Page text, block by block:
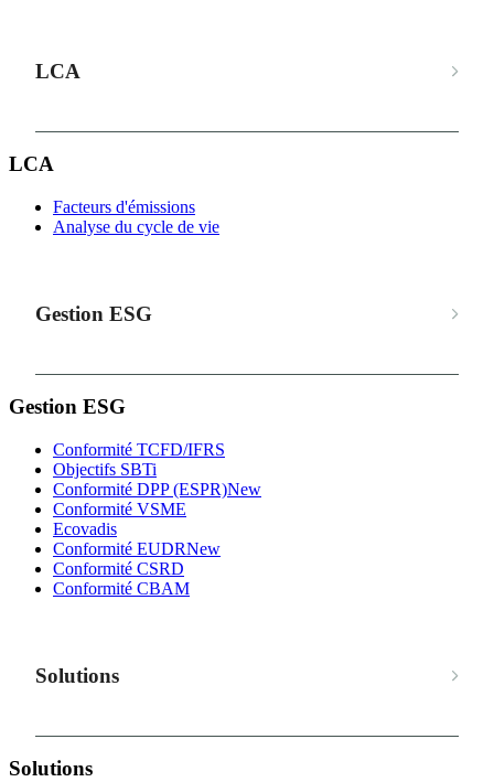
LCA
LCA
Facteurs d'émissions
Analyse du cycle de vie
Gestion ESG
Gestion ESG
Conformité TCFD/IFRS
Objectifs SBTi
Conformité DPP (ESPR)New
Conformité VSME
Ecovadis
Conformité EUDRNew
Conformité CSRD
Conformité CBAM
Solutions
Solutions